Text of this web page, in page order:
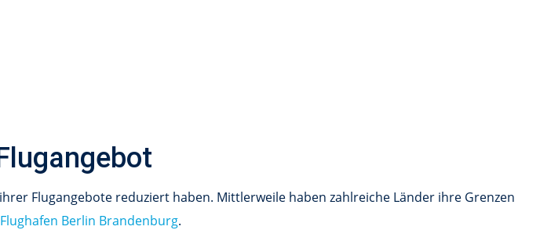
Flugangebote reduziert haben. Mittlerweile haben zahlreiche Länder ihre Grenzen
Flughafen Berlin Brandenburg.